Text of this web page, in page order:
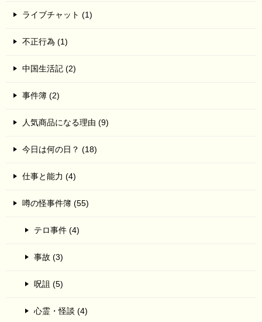
ライブチャット (1)
不正行為 (1)
中国生活記 (2)
事件簿 (2)
人気商品になる理由 (9)
今日は何の日？ (18)
仕事と能力 (4)
噂の怪事件簿 (55)
テロ事件 (4)
事故 (3)
呪詛 (5)
心霊・怪談 (4)